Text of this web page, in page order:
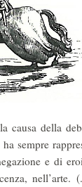
causa della
sempre
e di
nell’arte.